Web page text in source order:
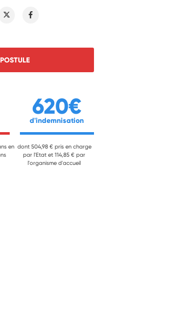
Twitter
en
620€
d'indemnisation
dont 504,98 € pris en charge
par l'Etat et 114,85 € par
l'organisme d'accueil